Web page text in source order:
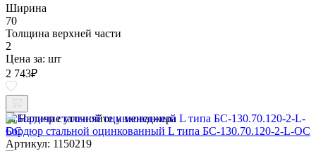
Ширина
70
Толщина верхней части
2
Цена за: шт
2 743₽
Наличие уточняйте у менеджера
Бордюр стальной оцинкованный L типа БС-130.70.120-2-L-ОС
Артикул: 1150219